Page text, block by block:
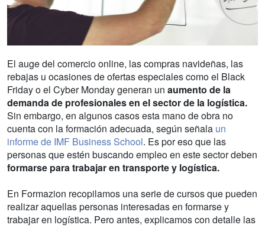
El auge del comercio online, las compras navideñas, las
rebajas u ocasiones de ofertas especiales como el Black
Friday o el Cyber Monday generan un aumento de la
demanda de profesionales en el sector de la logística.
Sin embargo, en algunos casos esta mano de obra no
cuenta con la formación adecuada, según señala un
informe de IMF Business School. Es por eso que las
personas que estén buscando empleo en este sector deben
formarse para trabajar en transporte y logística.
En Formazion recopilamos una serie de cursos que pueden
realizar aquellas personas interesadas en formarse y
trabajar en logística. Pero antes, explicamos con detalle las